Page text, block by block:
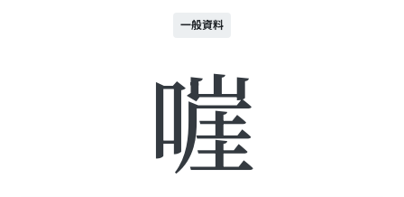
一般資料
嘊